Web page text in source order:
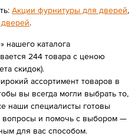
Акции фурнитуры для дверей,
.
нашего каталога
244 товара с ценою
скидок).
ассортимент товаров в
вы всегда могли выбрать то,
наши специалисты готовы
вопросы и помочь с выбором —
для вас способом.